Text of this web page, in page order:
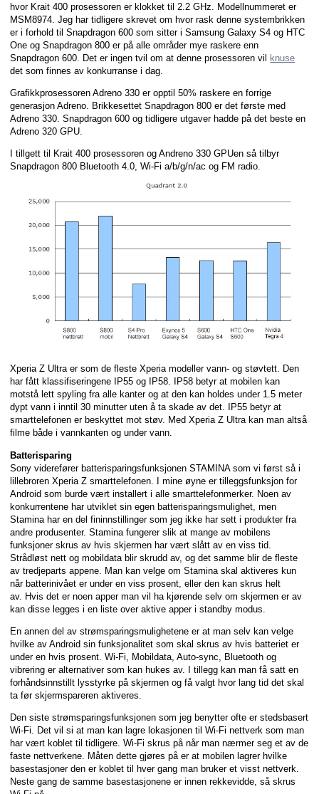
hvor Krait 400 prosessoren er klokket til 2.2 GHz. Modellnummeret er
MSM8974. Jeg har tidligere skrevet om hvor rask denne systembrikken
er i forhold til Snapdragon 600 som sitter i Samsung Galaxy S4 og HTC
One og Snapdragon 800 er på alle områder mye raskere enn
Snapdragon 600. Det er ingen tvil om at denne prosessoren vil
knuse
det som finnes av konkurranse i dag.
Grafikkprosessoren Adreno 330 er opptil 50% raskere en forrige
generasjon Adreno. Brikkesettet Snapdragon 800 er det første med
Adreno 330. Snapdragon 600 og tidligere utgaver hadde på det beste en
Adreno 320 GPU.
I tillgett til Krait 400 prosessoren og Andreno 330 GPUen så tilbyr
Snapdragon 800 Bluetooth 4.0, Wi-Fi a/b/g/n/ac og FM radio.
Xperia Z Ultra er som de fleste Xperia modeller vann- og støvtett. Den
har fått klassifiseringene IP55 og IP58. IP58 betyr at mobilen kan
motstå lett spyling fra alle kanter og at den kan holdes under 1.5 meter
dypt vann i inntil 30 minutter uten å ta skade av det. IP55 betyr at
smarttelefonen er beskyttet mot støv. Med Xperia Z Ultra kan man altså
filme både i vannkanten og under vann.
Batterisparing
Sony viderefører batterisparingsfunksjonen STAMINA som vi først så i
lillebroren Xperia Z smarttelefonen. I mine øyne er tilleggsfunksjon for
Android som burde vært installert i alle smarttelefonmerker. Noen av
konkurrentene har utviklet sin egen batterisparingsmulighet, men
Stamina har en del fininnstillinger som jeg ikke har sett i produkter fra
andre produsenter. Stamina fungerer slik at mange av mobilens
funksjoner skrus av hvis skjermen har vært slått av en viss tid.
Strådløst nett og mobildata blir skrudd av, og det samme blir de fleste
av tredjeparts appene. Man kan velge om Stamina skal aktiveres kun
når batterinivået er under en viss prosent, eller den kan skrus helt
av. Hvis det er noen apper man vil ha kjørende selv om skjermen er av
kan disse legges i en liste over aktive apper i standby modus.
En annen del av strømsparingsmulighetene er at man selv kan velge
hvilke av Android sin funksjonalitet som skal skrus av hvis batteriet er
under en hvis prosent. Wi-Fi, Mobildata, Auto-sync, Bluetooth og
vibrering er alternativer som kan hukes av. I tillegg kan man få satt en
forhåndsinnstillt lysstyrke på skjermen og få valgt hvor lang tid det skal
ta før skjermspareren aktiveres.
Den siste strømsparingsfunksjonen som jeg benytter ofte er stedsbasert
Wi-Fi. Det vil si at man kan lagre lokasjonen til Wi-Fi nettverk som man
har vært koblet til tidligere. Wi-Fi skrus på når man nærmer seg et av de
faste nettverkene. Måten dette gjøres på er at mobilen lagrer hvilke
basestasjoner den er koblet til hver gang man bruker et visst nettverk.
Neste gang de samme basestasjonene er innen rekkevidde, så skrus